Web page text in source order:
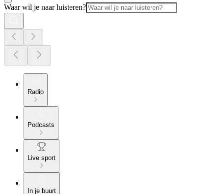
Waar wil je naar luisteren?
Radio
Podcasts
Live sport
In je buurt